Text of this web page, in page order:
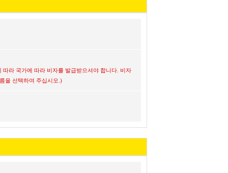
라 국가에 따라 비자를 발급받으셔야 합니다. 비자
을 선택하여 주십시오.)